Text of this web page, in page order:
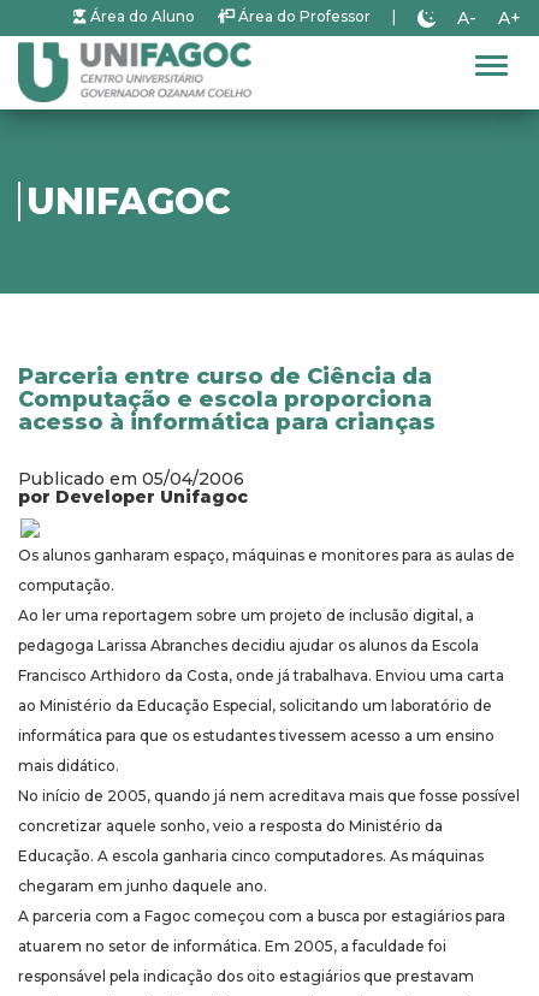
Área do Aluno Área do Professor A- A+
UNIFAGOC
Parceria entre curso de Ciência da
Computação e escola proporciona
acesso à informática para crianças
Publicado em 05/04/2006
por Developer Unifagoc
Os alunos ganharam espaço, máquinas e monitores para as aulas de
computação.
Ao ler uma reportagem sobre um projeto de inclusão digital, a
pedagoga Larissa Abranches decidiu ajudar os alunos da Escola
Francisco Arthidoro da Costa, onde já trabalhava. Enviou uma carta
ao Ministério da Educação Especial, solicitando um laboratório de
informática para que os estudantes tivessem acesso a um ensino
mais didático.
No início de 2005, quando já nem acreditava mais que fosse possível
concretizar aquele sonho, veio a resposta do Ministério da
Educação. A escola ganharia cinco computadores. As máquinas
chegaram em junho daquele ano.
A parceria com a Fagoc começou com a busca por estagiários para
atuarem no setor de informática. Em 2005, a faculdade foi
responsável pela indicação dos oito estagiários que prestavam